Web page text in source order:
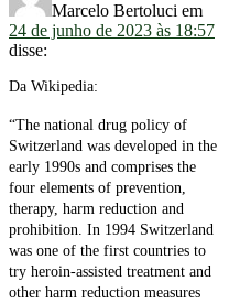
Marcelo Bertoluci em
24 de junho de 2023 às 18:57
disse:
Da Wikipedia:
“The national drug policy of
Switzerland was developed in the
early 1990s and comprises the
four elements of prevention,
therapy, harm reduction and
prohibition. In 1994 Switzerland
was one of the first countries to
try heroin-assisted treatment and
other harm reduction measures